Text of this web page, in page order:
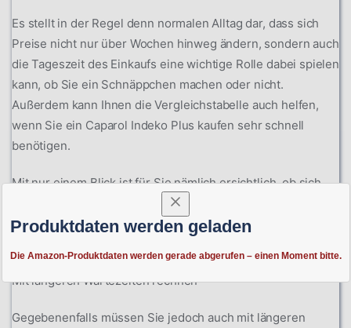
Produktdaten werden geladen
Die Amazon-Produktdaten werden gerade abgerufen – einen Moment bitte.
Es stellt in der Regel denn normalen Alltag dar, dass sich
Preise nicht nur über Wochen hinweg ändern, sondern auch
die Tageszeit des Einkaufs eine wichtige Rolle dabei spielen
kann, ob Sie ein Schnäppchen machen oder nicht.
Außerdem kann Ihnen die Vergleichstabelle auch helfen,
wenn Sie ein Caparol Indeko Plus kaufen sehr schnell
benötigen.
Mit nur einem Blick ist für Sie nämlich ersichtlich, ob sich
das Produkt bereits im Lager befindet, sodass Sie binnen
weniger Tage mit einem Eintreffen bei Ihnen zu Hause
Mit längeren Wartezeiten rechnen
Gegebenenfalls müssen Sie jedoch auch mit längeren